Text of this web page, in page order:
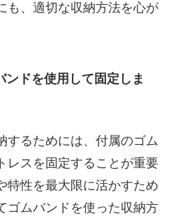
も、適切な収納方法を心が
ンドを使用して固定しま
するためには、付属のゴム
レスを固定することが重要
特性を最大限に活かすため
ゴムバンドを使った収納方